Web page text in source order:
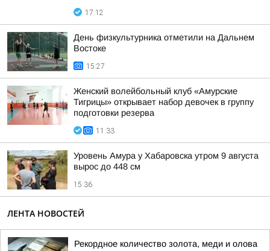
17:12
День физкультурника отметили на Дальнем
Востоке
15:27
Женский волейбольный клуб «Амурские
Тигрицы» открывает набор девочек в группу
подготовки резерва
11:33
Уровень Амура у Хабаровска утром 9 августа
вырос до 448 см
15:36
ЛЕНТА НОВОСТЕЙ
Рекордное количество золота, меди и олова